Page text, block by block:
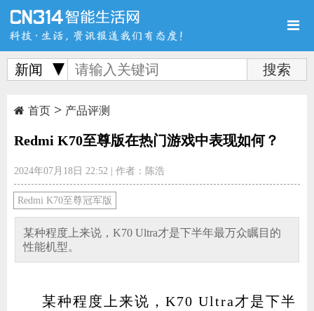
首页
导购
新闻
首页> 产品评测
Redmi K70至尊版在热门游戏中表现如何？
2024年07月18日 22:52 | 作者：陈浩
Redmi K70至尊冠军版
某种程度上来说，K70 Ultra才是下半年最万众瞩目的
性能机型。
某种程度上来说，K70 Ultra才是下半